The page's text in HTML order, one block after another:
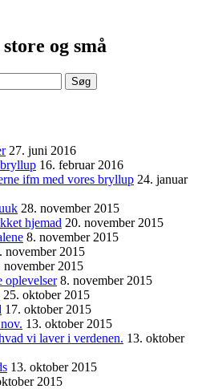
og små
27. juni 2016
16. februar 2016
ifm med vores bryllup 24. januar
28. november 2015
hjemad 20. november 2015
8. november 2015
november 2015
november 2015
oplevelser 8. november 2015
25. oktober 2015
17. oktober 2015
13. oktober 2015
vi laver i verdenen. 13. oktober
13. oktober 2015
2015